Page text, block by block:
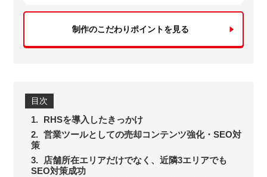
制作のこだわりポイントを見る
目次
RHSを導入したきっかけ
営業ツールとしての売却コンテンツ強化・SEO対
策
店舗所在エリアだけでなく、近隣3エリアでも
SEO対策成功